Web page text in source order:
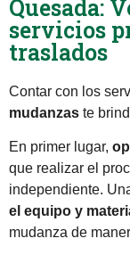
Quesada:
servicios
traslados
Contar con los
mudanzas te
En primer lugar,
que realizar el
independiente.
el equipo y
mudanza de